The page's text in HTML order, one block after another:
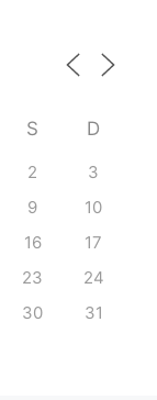
S D
2
3
9
10
16
17
23
24
30 31